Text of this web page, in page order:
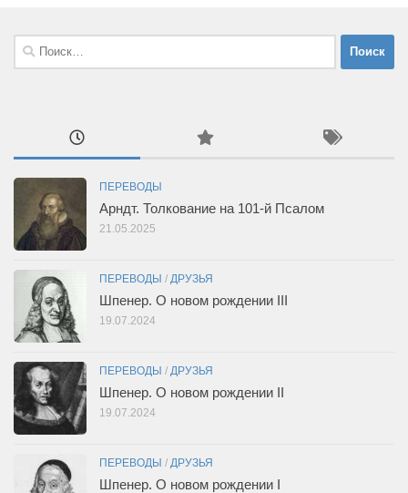
Найти:
ПЕРЕВОДЫ
Арндт. Толкование на 101-й Псалом
21.05.2025
ПЕРЕВОДЫ / ДРУЗЬЯ
Шпенер. О новом рождении III
19.07.2024
ПЕРЕВОДЫ / ДРУЗЬЯ
Шпенер. О новом рождении II
19.07.2024
ПЕРЕВОДЫ / ДРУЗЬЯ
Шпенер. О новом рождении I